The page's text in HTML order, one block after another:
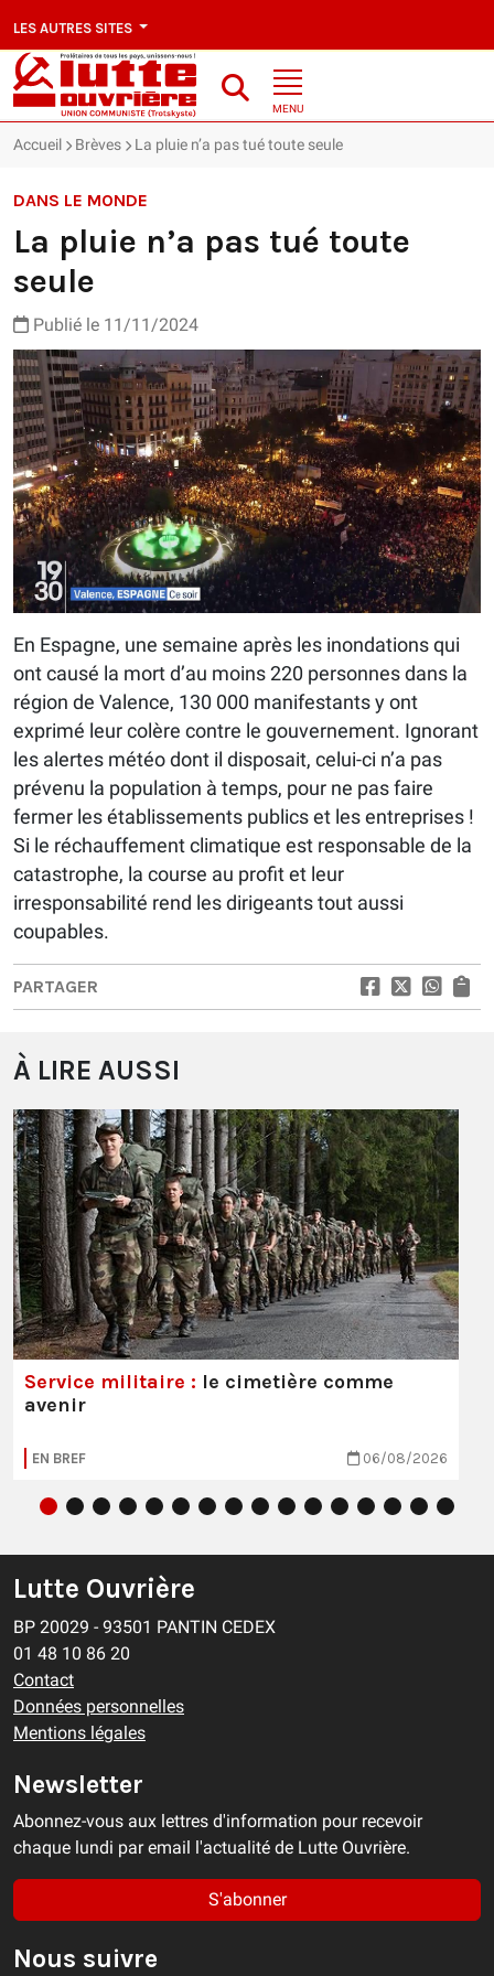
LES AUTRES SITES
MENU
Accueil Brèves La pluie n’a pas tué toute seule
DANS LE MONDE
La pluie n’a pas tué toute
seule
Publié le 11/11/2024
En Espagne, une semaine après les inondations qui
ont causé la mort d’au moins 220 personnes dans la
région de Valence, 130 000 manifestants y ont
exprimé leur colère contre le gouvernement. Ignorant
les alertes météo dont il disposait, celui-ci n’a pas
prévenu la population à temps, pour ne pas faire
fermer les établissements publics et les entreprises !
Si le réchauffement climatique est responsable de la
catastrophe, la course au profit et leur
irresponsabilité rend les dirigeants tout aussi
coupables.
PARTAGER
À LIRE AUSSI
Service militaire : le cimetière comme
avenir
EN BREF 06/08/2026
Lutte Ouvrière
BP 20029 - 93501 PANTIN CEDEX
01 48 10 86 20
Contact
Données personnelles
Mentions légales
Newsletter
Abonnez-vous aux lettres d'information pour recevoir
chaque lundi par email l'actualité de Lutte Ouvrière.
S'abonner
Nous suivre